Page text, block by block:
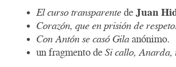
El curso transparente deJuan
Corazón, que en prisión de
Con Antón se casó Gila anónimo.
un fragmento deSi callo, Anarda,